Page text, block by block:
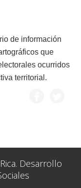
de información
que
ocurridos
territorial.
Desarrollo